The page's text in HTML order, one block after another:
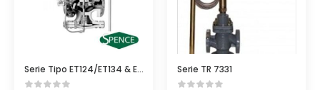
Serie Tipo ET124/ET134 & E2T134 Serie TR 7331